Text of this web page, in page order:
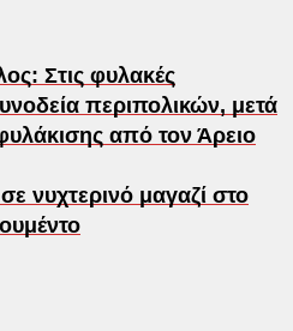
Στις φυλακές
περιπολικών, μετά
από τον Άρειο
νυχτερινό μαγαζί στο